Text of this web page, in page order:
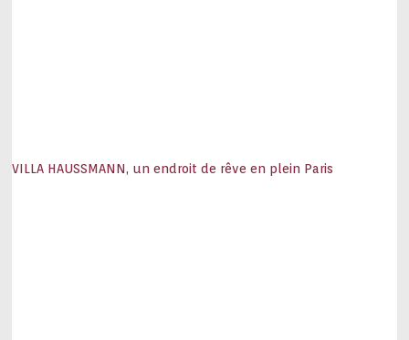
VILLA HAUSSMANN, un endroit de rêve en plein Paris